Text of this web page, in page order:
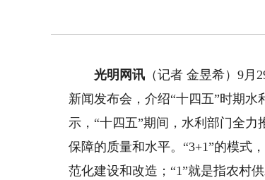
光明网讯 （记者 金昱希）9月
新闻发布会，介绍“十四五”时期
示，“十四五”期间，水利部门全力
保障的质量和水平。“3+1”的模式
范化建设和改造；“1”就是指农村